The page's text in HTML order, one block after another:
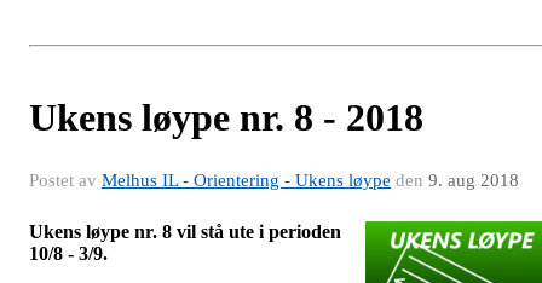
Ukens løype nr. 8 - 2018
Postet av Melhus IL - Orientering - Ukens løype den 9. aug 2018
Ukens løype nr. 8 vil stå ute i perioden
10/8 - 3/9.